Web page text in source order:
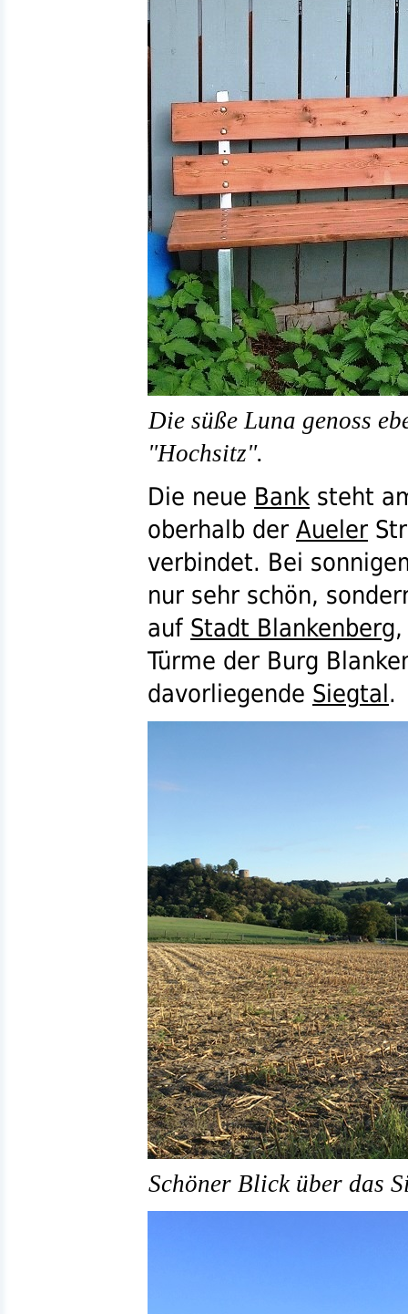
Die süße Luna genoss
"Hochsitz".
Die neue Bank steht
oberhalb der Aueler
verbindet. Bei
nur sehr schön,
auf Stadt Blankenberg
Türme der Burg
davorliegende Siegtal.
Schöner Blick über das